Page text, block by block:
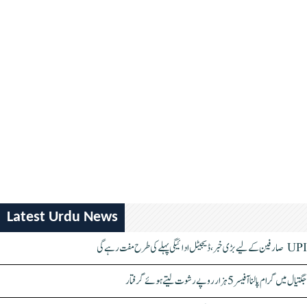
Latest Urdu News
UPI صارفین کے لیے بڑی خبر، ڈیجیٹل ادائیگی پہلے کی طرح مفت رہے گی
جگتیال میں گرام پالنا آفیسر 5 ہزار روپے رشوت لیتے ہوئے گرفتار